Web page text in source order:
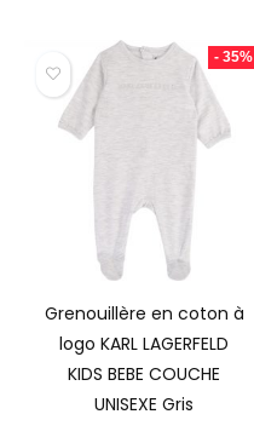
- 35%
Grenouillère en coton à
logo KARL LAGERFELD
KIDS BEBE COUCHE
UNISEXE Gris